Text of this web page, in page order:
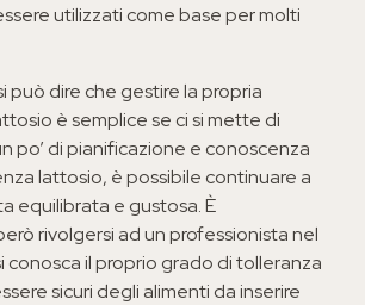
utilizzati come base per molti
può dire che gestire la propria
è semplice se ci si mette di
po’ di pianificazione e conoscenza
lattosio, è possibile continuare a
equilibrata e gustosa. È
rivolgersi ad un professionista nel
conosca il proprio grado di tolleranza
sicuri degli alimenti da inserire